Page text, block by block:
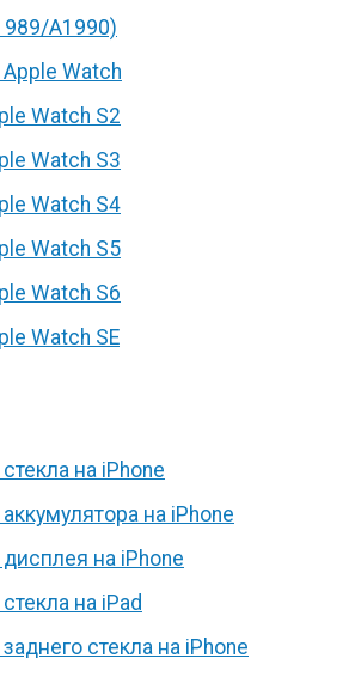
A1990)
Watch
Watch S2
Watch S3
Watch S4
Watch S5
Watch S6
Watch SE
на iPhone
на iPhone
на iPhone
на iPad
стекла на iPhone